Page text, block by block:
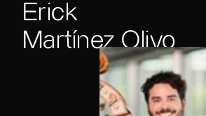
Erick
Martínez Olivo